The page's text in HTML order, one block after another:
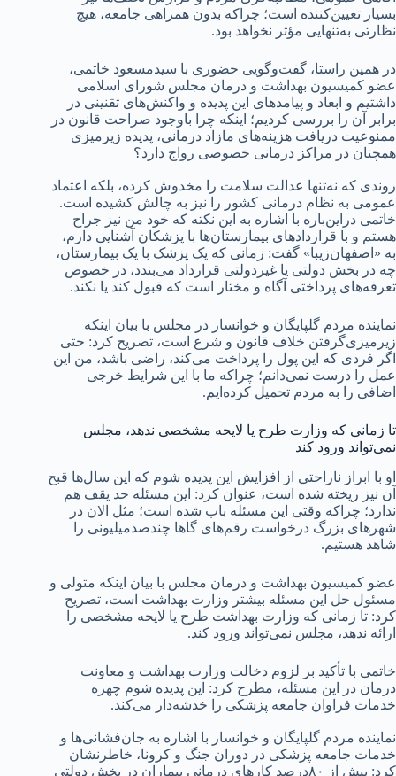
بسیار تعیین‌کننده است؛ چراکه بدون همراهی جامعه، هیچ
نظارتی به‌تنهایی مؤثر نخواهد بود.
در همین راستا، گفت‌وگویی حضوری با سیدمسعود خاتمی،
عضو کمیسیون بهداشت و درمان مجلس شورای اسلامی
داشتیم و ابعاد و پیامدهای این پدیده و واکنش‌های تقنینی در
برابر آن را بررسی کردیم؛ اینکه چرا باوجود صراحت قانون در
ممنوعیت دریافت هزینه‌های مازاد درمانی، پدیده زیرمیزی
همچنان در مراکز درمانی خصوصی رواج دارد؟
روندی که نه‌تنها عدالت سلامت را مخدوش کرده، بلکه اعتماد
عمومی به نظام درمانی کشور را نیز به چالش کشیده است.
خاتمی دراین‌باره با اشاره به این نکته که خود من نیز جراح
هستم و با قراردادهای بیمارستان‌ها با پزشکان آشنایی دارم،
به «اصفهان‌زیبا» گفت: زمانی که یک پزشک با یک بیمارستان،
چه در بخش دولتی یا غیردولتی قرارداد می‌بندد، در خصوص
تعرفه‌های پرداختی آگاه و مختار است که قبول کند یا نکند.
نماینده مردم گلپایگان و خوانسار در مجلس با بیان اینکه
زیرمیزی‌گرفتن خلاف قانون و شرع است، تصریح کرد: حتی
اگر فردی که این پول را پرداخت می‌کند، راضی باشد، من این
عمل را درست نمی‌دانم؛ چراکه ما با این شرایط خرجی
اضافی را به مردم تحمیل کرده‌ایم.
تا زمانی که وزارت طرح یا لایحه مشخصی ندهد، مجلس
نمی‌تواند ورود کند
او با ابراز ناراحتی از افزایش این پدیده شوم که این سال‌ها قبح
آن نیز ریخته شده است، عنوان کرد: این مسئله حد یقف هم
ندارد؛ چراکه وقتی این مسئله باب شده است؛ مثل الان در
شهرهای بزرگ درخواست رقم‌های گاها چندصدمیلیونی را
شاهد هستیم.
عضو کمیسیون بهداشت و درمان مجلس با بیان اینکه متولی و
مسئول حل این مسئله بیشتر وزارت بهداشت است، تصریح
کرد: تا زمانی که وزارت بهداشت طرح یا لایحه مشخصی را
ارائه ندهد، مجلس نمی‌تواند ورود کند.
خاتمی با تأکید بر لزوم دخالت وزارت بهداشت و معاونت
درمان در این مسئله، مطرح کرد: این پدیده شوم چهره
خدمات فراوان جامعه پزشکی را خدشه‌دار می‌کند.
نماینده مردم گلپایگان و خوانسار با اشاره به جان‌فشانی‌ها و
خدمات جامعه پزشکی در دوران جنگ و کرونا، خاطرنشان
کرد: بیش از ۸۰درصد کارهای درمانی بیماران در بخش دولتی